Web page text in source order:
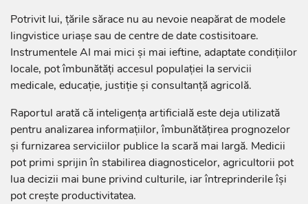
Potrivit lui, țările sărace nu au nevoie neapărat de modele
lingvistice uriașe sau de centre de date costisitoare.
Instrumentele AI mai mici și mai ieftine, adaptate condițiilor
locale, pot îmbunătăți accesul populației la servicii
medicale, educație, justiție și consultanță agricolă.
Raportul arată că inteligența artificială este deja utilizată
pentru analizarea informațiilor, îmbunătățirea prognozelor
și furnizarea serviciilor publice la scară mai largă. Medicii
pot primi sprijin în stabilirea diagnosticelor, agricultorii pot
lua decizii mai bune privind culturile, iar întreprinderile își
pot crește productivitatea.